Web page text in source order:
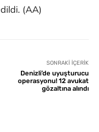
(AA)
SONRAKI İÇERIK
Denizli’de uyuşturucu
operasyonu! 12 avukat
gözaltına alındı